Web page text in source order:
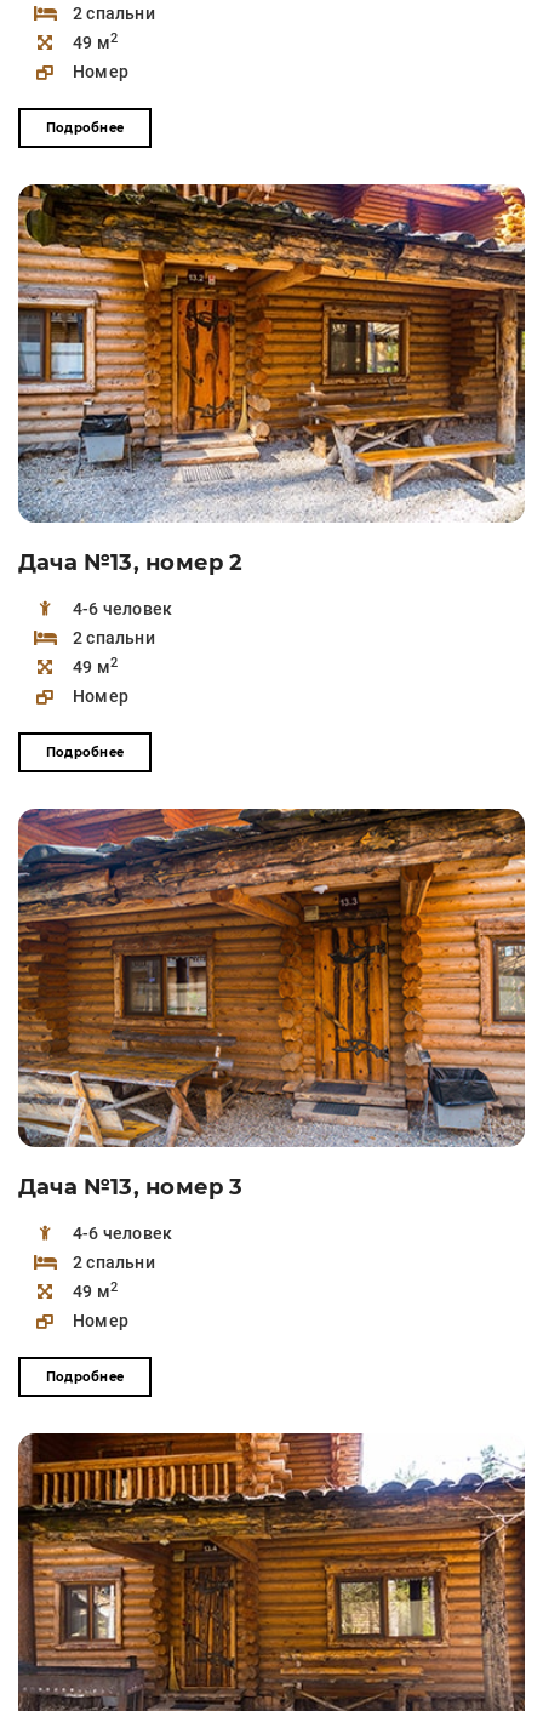
2 спальни
49 м2
Номер
Подробнее
Дача №13, номер 2
4-6 человек
2 спальни
49 м2
Номер
Подробнее
Дача №13, номер 3
4-6 человек
2 спальни
49 м2
Номер
Подробнее